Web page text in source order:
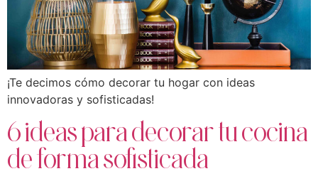
¡Te decimos cómo decorar tu hogar con ideas
innovadoras y sofisticadas!
6 ideas para decorar tu cocina
de forma sofisticada